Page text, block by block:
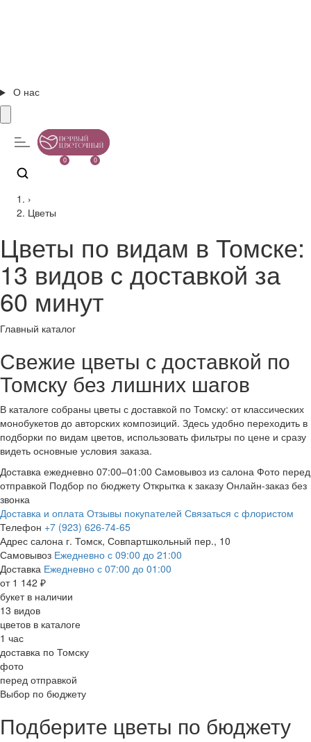
О нас
0 0
›
Цветы
Цветы по видам в Томске:
13 видов с доставкой за
60 минут
Главный каталог
Свежие цветы с доставкой по
Томску без лишних шагов
В каталоге собраны цветы с доставкой по Томску: от классических
монобукетов до авторских композиций. Здесь удобно переходить в
подборки по видам цветов, использовать фильтры по цене и сразу
видеть основные условия заказа.
Доставка ежедневно 07:00–01:00 Самовывоз из салона Фото перед
отправкой Подбор по бюджету Открытка к заказу Онлайн-заказ без
звонка
Доставка и оплата Отзывы покупателей Связаться с флористом
Телефон +7 (923) 626-74-65
Адрес салона г. Томск, Совпартшкольный пер., 10
Самовывоз Ежедневно с 09:00 до 21:00
Доставка Ежедневно с 07:00 до 01:00
от 1 142 ₽
букет в наличии
13 видов
цветов в каталоге
1 час
доставка по Томску
фото
перед отправкой
Выбор по бюджету
Подберите цветы по бюджету